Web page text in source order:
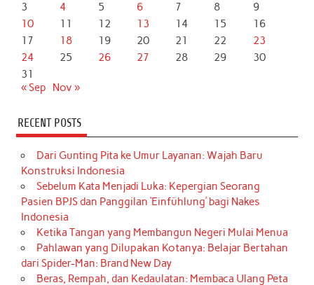
3
4 5 6 7 8
9
10
11 12 13 14 15
16
17
18 19 20 21 22
23
24
25 26 27 28 29
30
31
« Sep
Nov »
RECENT POSTS
Dari Gunting Pita ke Umur Layanan: Wajah Baru
Konstruksi Indonesia
Sebelum Kata Menjadi Luka: Kepergian Seorang
Pasien BPJS dan Panggilan ‘Einfühlung’ bagi Nakes
Indonesia
Ketika Tangan yang Membangun Negeri Mulai Menua
Pahlawan yang Dilupakan Kotanya: Belajar Bertahan
dari Spider-Man: Brand New Day
Beras, Rempah, dan Kedaulatan: Membaca Ulang Peta